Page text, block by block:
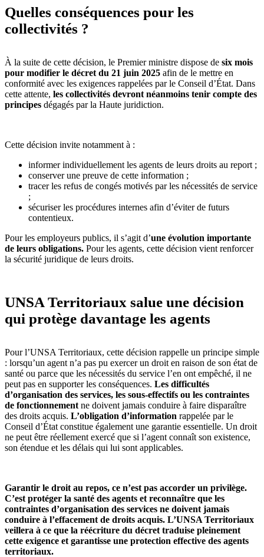
Quelles conséquences pour les
collectivités ?
À la suite de cette décision, le Premier ministre dispose de six mois
pour modifier le décret du 21 juin 2025 afin de le mettre en
conformité avec les exigences rappelées par le Conseil d’État. Dans
cette attente, les collectivités devront néanmoins tenir compte des
principes dégagés par la Haute juridiction.
Cette décision invite notamment à :
informer individuellement les agents de leurs droits au report ;
conserver une preuve de cette information ;
tracer les refus de congés motivés par les nécessités de service
;
sécuriser les procédures internes afin d’éviter de futurs
contentieux.
Pour les employeurs publics, il s’agit d’une évolution importante
de leurs obligations. Pour les agents, cette décision vient renforcer
la sécurité juridique de leurs droits.
UNSA Territoriaux salue une décision
qui protège davantage les agents
Pour l’UNSA Territoriaux, cette décision rappelle un principe simple
: lorsqu’un agent n’a pas pu exercer un droit en raison de son état de
santé ou parce que les nécessités du service l’en ont empêché, il ne
peut pas en supporter les conséquences. Les difficultés
d’organisation des services, les sous-effectifs ou les contraintes
de fonctionnement ne doivent jamais conduire à faire disparaître
des droits acquis. L’obligation d’information rappelée par le
Conseil d’État constitue également une garantie essentielle. Un droit
ne peut être réellement exercé que si l’agent connaît son existence,
son étendue et les délais qui lui sont applicables.
Garantir le droit au repos, ce n’est pas accorder un privilège.
C’est protéger la santé des agents et reconnaître que les
contraintes d’organisation des services ne doivent jamais
conduire à l’effacement de droits acquis. L’UNSA Territoriaux
veillera à ce que la réécriture du décret traduise pleinement
cette exigence et garantisse une protection effective des agents
territoriaux.